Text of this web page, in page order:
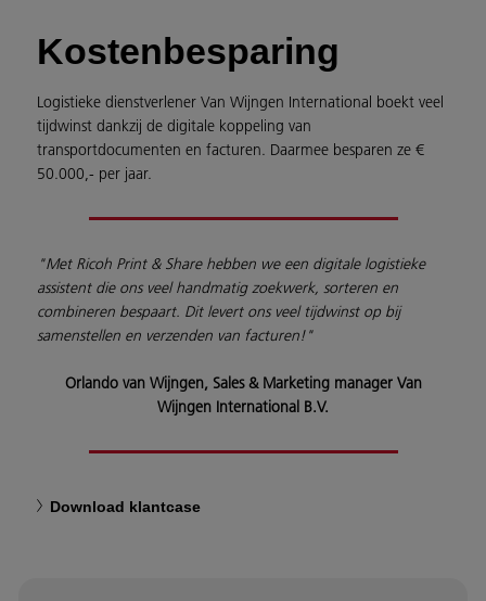
Kostenbesparing
Logistieke dienstverlener Van Wijngen International boekt veel
tijdwinst dankzij de digitale koppeling van
transportdocumenten en facturen. Daarmee besparen ze €
50.000,- per jaar.
"Met Ricoh Print & Share hebben we een digitale logistieke
assistent die ons veel handmatig zoekwerk, sorteren en
combineren bespaart. Dit levert ons veel tijdwinst op bij
samenstellen en verzenden van facturen!"
Orlando van Wijngen, Sales & Marketing manager Van
Wijngen International B.V.
Download klantcase